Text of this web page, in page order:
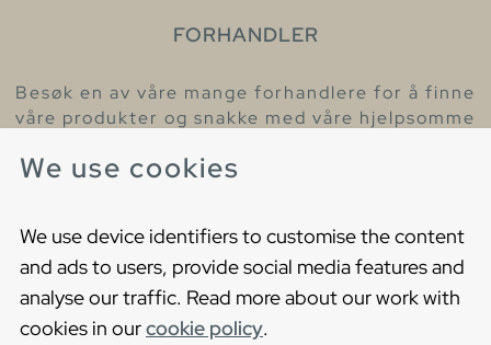
We use cookies
We use device identifiers to customise the content
and ads to users, provide social media features and
analyse our traffic. Read more about our work with
cookies in ourcookie policy.
FORHANDLER
Besøk en av våre mange forhandlere for å finne
våre produkter og snakke med våre hjelpsomme